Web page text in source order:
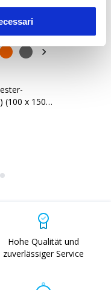
(100 x 150
Hohe Qualität und
zuverlässiger Service